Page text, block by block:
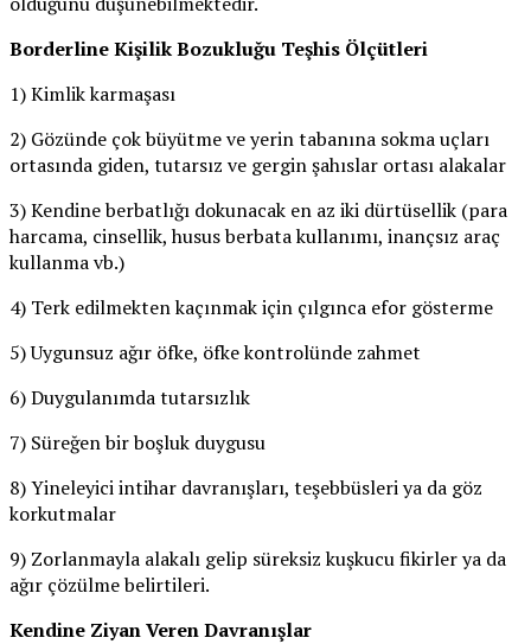
Borderline Kişilik Bozukluğu Teşhis Ölçütleri
1) Kimlik karmaşası
2) Gözünde çok büyütme ve yerin tabanına sokma uçları
ortasında giden, tutarsız ve gergin şahıslar ortası alakalar
3) Kendine berbatlığı dokunacak en az iki dürtüsellik (para
harcama, cinsellik, husus berbata kullanımı, inançsız araç
kullanma vb.)
4) Terk edilmekten kaçınmak için çılgınca efor gösterme
5) Uygunsuz ağır öfke, öfke kontrolünde zahmet
6) Duygulanımda tutarsızlık
7) Süreğen bir boşluk duygusu
8) Yineleyici intihar davranışları, teşebbüsleri ya da göz
korkutmalar
9) Zorlanmayla alakalı gelip süreksiz kuşkucu fikirler ya da
ağır çözülme belirtileri.
Kendine Ziyan Veren Davranışlar